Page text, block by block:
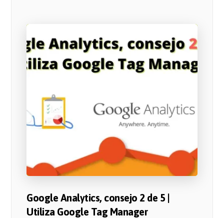
Google Analytics, consejo 2 de 5 |
Utiliza Google Tag Manager